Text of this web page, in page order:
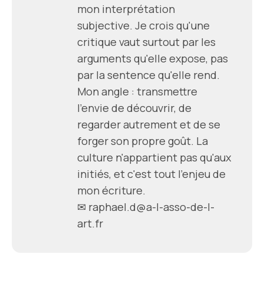
mon interprétation
subjective. Je crois qu'une
critique vaut surtout par les
arguments qu'elle expose, pas
par la sentence qu'elle rend.
Mon angle : transmettre
l'envie de découvrir, de
regarder autrement et de se
forger son propre goût. La
culture n'appartient pas qu'aux
initiés, et c'est tout l'enjeu de
mon écriture.
✉ raphael.d@a-l-asso-de-l-
art.fr